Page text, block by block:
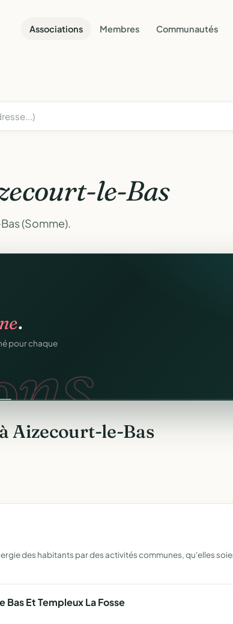
Associations Membres Communautés
le-Bas
(Somme).
.
pour chaque
Aizecourt-le-Bas
des habitants par des activités communes, qu'elles
Et Templeux La Fosse